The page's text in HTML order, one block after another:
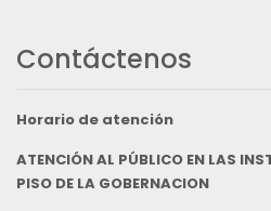
Contáctenos
Horario de atención
ATENCIÓN AL PÚBLICO EN LAS
PISO DE LA GOBERNACION